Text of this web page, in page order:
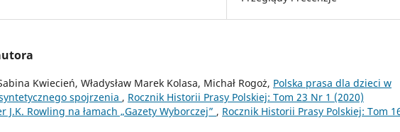
Kwiecień, Władysław Marek Kolasa, Michał Rogoż, Polska prasa dla dzieci w
spojrzenia , Rocznik Historii Prasy Polskiej: Tom 23 Nr 1 (2020)
J.K. Rowling na łamach „Gazety Wyborczej” , Rocznik Historii Prasy Polskiej: Tom